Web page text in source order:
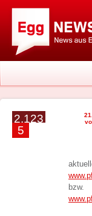
2.123
5
bzw.